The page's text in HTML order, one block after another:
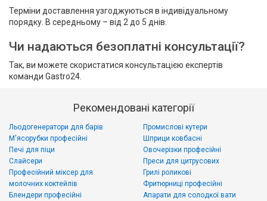
Терміни доставлення узгоджуються в індивідуальному
порядку. В середньому – від 2 до 5 днів.
Чи надаються безоплатні консультації?
Так, ви можете скористатися консультацією експертів
команди Gastro24.
Рекомендовані категорії
Льодогенератори для барів
М'ясорубки професійні
Печі для піци
Слайсери
Промислові кутери
Шприци ковбасні
Овочерізки професійні
Преси для цитрусових
Професійний міксер для
молочних коктейлів
Блендери професійні
Грилі роликові
Фритюрниці професійні
Апарати для солодкої вати